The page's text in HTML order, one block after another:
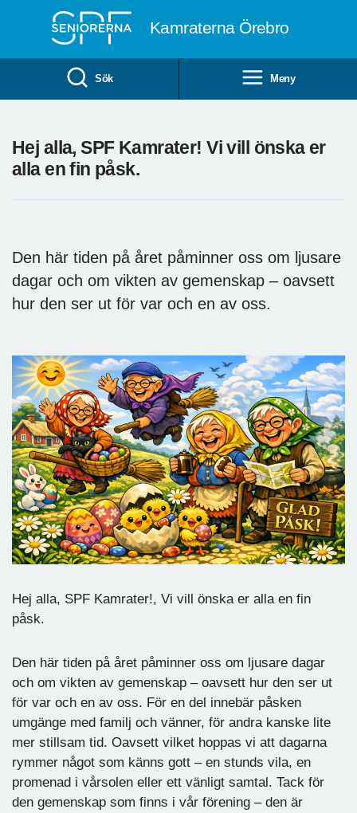
Kamraterna Örebro
Sök Meny
Hej alla, SPF Kamrater! Vi vill önska er
alla en fin påsk.
Den här tiden på året påminner oss om ljusare
dagar och om vikten av gemenskap – oavsett
hur den ser ut för var och en av oss.
Hej alla, SPF Kamrater!, Vi vill önska er alla en fin
påsk.
Den här tiden på året påminner oss om ljusare dagar
och om vikten av gemenskap – oavsett hur den ser ut
för var och en av oss. För en del innebär påsken
umgänge med familj och vänner, för andra kanske lite
mer stillsam tid. Oavsett vilket hoppas vi att dagarna
rymmer något som känns gott – en stunds vila, en
promenad i vårsolen eller ett vänligt samtal. Tack för
den gemenskap som finns i vår förening – den är